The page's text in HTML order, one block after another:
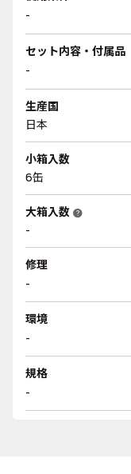
-
セット内容・付属品
-
生産国
日本
小箱入数
6缶
大箱入数 help
-
修理
-
環境
-
規格
-